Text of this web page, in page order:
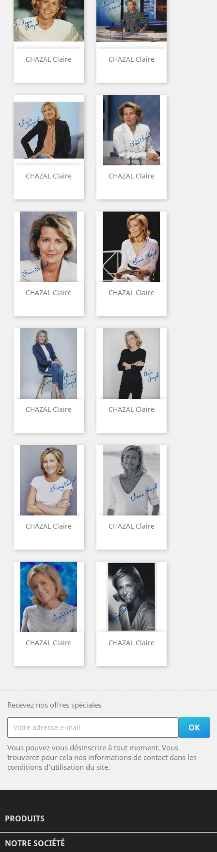
CHAZAL Claire CHAZAL Claire
CHAZAL Claire CHAZAL Claire
CHAZAL Claire CHAZAL Claire
CHAZAL Claire CHAZAL Claire
CHAZAL Claire CHAZAL Claire
CHAZAL Claire CHAZAL Claire
Recevez nos offres spéciales
Vous pouvez vous désinscrire à tout moment. Vous
trouverez pour cela nos informations de contact dans les
conditions d'utilisation du site.
PRODUITS
NOTRE SOCIÉTÉ